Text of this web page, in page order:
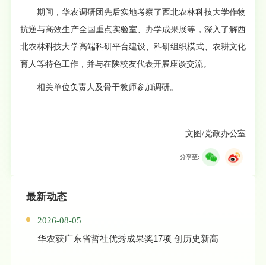
期间，华农调研团先后实地考察了西北农林科技大学作物
抗逆与高效生产全国重点实验室、办学成果展等，深入了解西
北农林科技大学高端科研平台建设、科研组织模式、农耕文化
育人等特色工作，并与在陕校友代表开展座谈交流。
相关单位负责人及骨干教师参加调研。
文图/党政办公室
分享至:
最新动态
2026-08-05
华农获广东省哲社优秀成果奖17项 创历史新高